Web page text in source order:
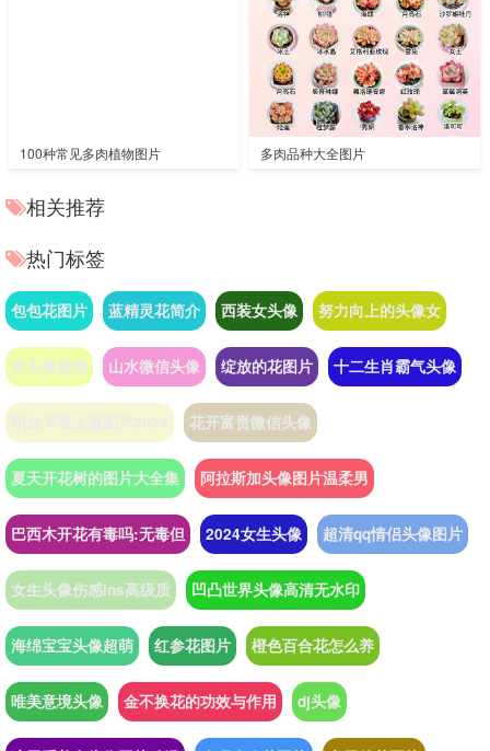
100种常见多肉植物图片 多肉品种大全图片
相关推荐
热门标签
包包花图片 蓝精灵花简介 西装女头像 努力向上的头像女
女头像超拽 山水微信头像 绽放的花图片 十二生肖霸气头像
职业卡通头像图片2023 花开富贵微信头像
夏天开花树的图片大全集 阿拉斯加头像图片温柔男
巴西木开花有毒吗:无毒但 2024女生头像 超清qq情侣头像图片
女生头像伤感ins高级质 凹凸世界头像高清无水印
海绵宝宝头像超萌 红参花图片 橙色百合花怎么养
唯美意境头像 金不换花的功效与作用 dj头像